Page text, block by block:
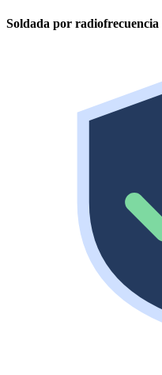
Soldada por radiofrecuencia